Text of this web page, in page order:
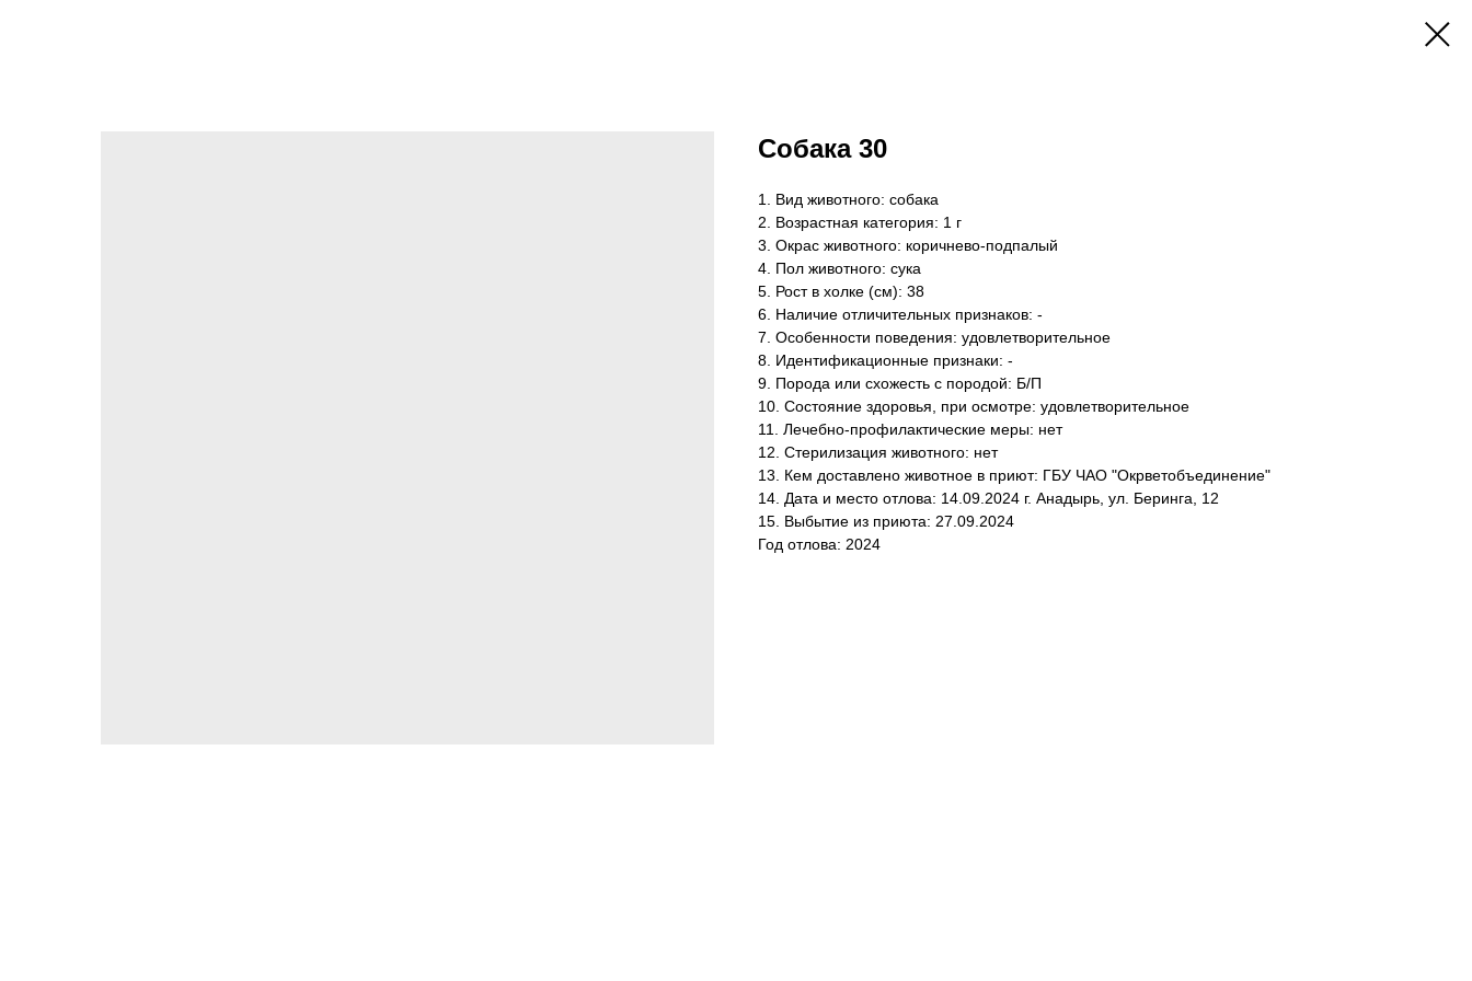
Собака 30
1. Вид животного: собака
2. Возрастная категория: 1 г
3. Окрас животного: коричнево-подпалый
4. Пол животного: сука
5. Рост в холке (см): 38
6. Наличие отличительных признаков: -
7. Особенности поведения: удовлетворительное
8. Идентификационные признаки: -
9. Порода или схожесть с породой: Б/П
10. Состояние здоровья, при осмотре: удовлетворительное
11. Лечебно-профилактические меры: нет
12. Стерилизация животного: нет
13. Кем доставлено животное в приют: ГБУ ЧАО "Окрветобъединение"
14. Дата и место отлова: 14.09.2024 г. Анадырь, ул. Беринга, 12
15. Выбытие из приюта: 27.09.2024
Год отлова: 2024